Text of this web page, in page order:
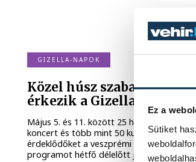
Ez a
Sütiket
GIZELLA-NAPOK
Közel húsz szabadtéri
érkezik a Gizella-napok
Május 5. és 11. között 25 helyszínen közel
koncert és több mint 50 kulturális
érdeklődőket a veszprémi Gizella-
programot hétfő délelőtt jelentették be a